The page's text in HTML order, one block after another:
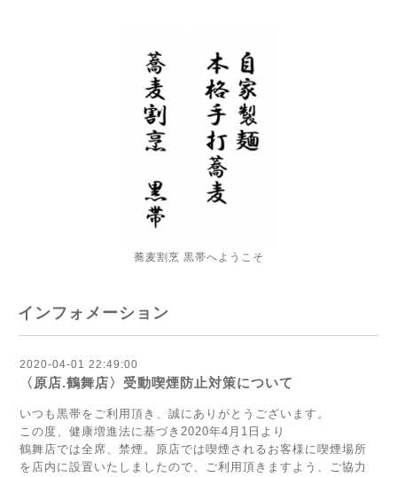
蕎麦割烹 黒帯へようこそ
インフォメーション
2020-04-01 22:49:00
〈原店.鶴舞店〉受動喫煙防止対策について
いつも黒帯をご利用頂き、誠にありがとうございます。
この度、健康増進法に基づき2020年4月1日より
鶴舞店では全席、禁煙。原店では喫煙されるお客様に喫煙場所
を店内に設置いたしましたので、ご利用頂きますよう、ご協力